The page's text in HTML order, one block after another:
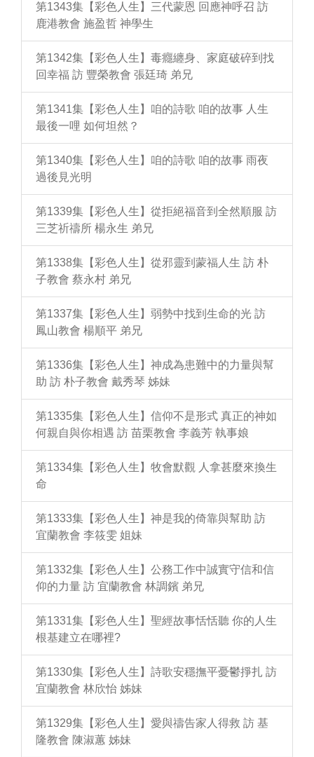
第1343集【彩色人生】三代蒙恩 回應神呼召 訪
鹿港教會 施盈哲 神學生
第1342集【彩色人生】毒癮纏身、家庭破碎到找
回幸福 訪 豐榮教會 張廷琦 弟兄
第1341集【彩色人生】咱的詩歌 咱的故事 人生
最後一哩 如何坦然？
第1340集【彩色人生】咱的詩歌 咱的故事 雨夜
過後見光明
第1339集【彩色人生】從拒絕福音到全然順服 訪
三芝祈禱所 楊永生 弟兄
第1338集【彩色人生】從邪靈到蒙福人生 訪 朴
子教會 蔡永村 弟兄
第1337集【彩色人生】弱勢中找到生命的光 訪
鳳山教會 楊順平 弟兄
第1336集【彩色人生】神成為患難中的力量與幫
助 訪 朴子教會 戴秀琴 姊妹
第1335集【彩色人生】信仰不是形式 真正的神如
何親自與你相遇 訪 苗栗教會 李義芳 執事娘
第1334集【彩色人生】牧會默觀 人拿甚麼來換生
命
第1333集【彩色人生】神是我的倚靠與幫助 訪
宜蘭教會 李筱雯 姐妹
第1332集【彩色人生】公務工作中誠實守信和信
仰的力量 訪 宜蘭教會 林調鑌 弟兄
第1331集【彩色人生】聖經故事恬恬聽 你的人生
根基建立在哪裡?
第1330集【彩色人生】詩歌安穩撫平憂鬱掙扎 訪
宜蘭教會 林欣怡 姊妹
第1329集【彩色人生】愛與禱告家人得救 訪 基
隆教會 陳淑蕙 姊妹